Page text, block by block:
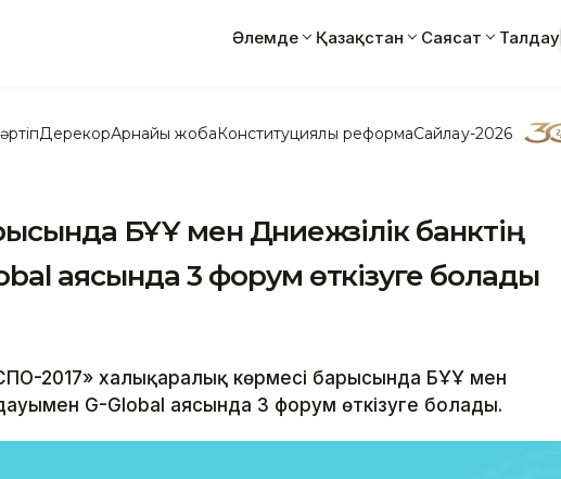
Әлемде Қазақстан Саясат Талдау
ДерекқорАрнайы жобаКонституциялық реформаСайлау-2026
БҰҰ мен Дүниежүзілік банктің
аясында 3 форум өткізуге болады
2017» халықаралық көрмесі барысында БҰҰ мен
G-Global аясында 3 форум өткізуге болады.